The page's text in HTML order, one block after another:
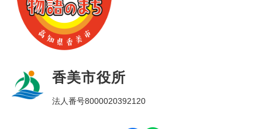
香美市役所
法人番号8000020392120